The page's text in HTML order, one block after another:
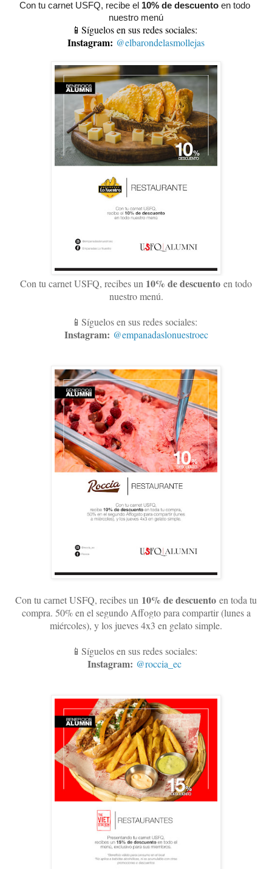
Con tu carnet USFQ, recibe el 10% de descuento en todo
nuestro menú
📱Síguelos en sus redes sociales:
Instagram: @elbarondelasmollejas
Con tu carnet USFQ, recibes un 10% de descuento en todo
nuestro menú.
📱Síguelos en sus redes sociales:
Instagram: @empanadaslonuestroec
Con tu carnet USFQ, recibes un 10% de descuento en toda tu
compra. 50% en el segundo Affogto para compartir (lunes a
miércoles), y los jueves 4x3 en gelato simple.
📱Síguelos en sus redes sociales:
Instagram: @roccia_ec